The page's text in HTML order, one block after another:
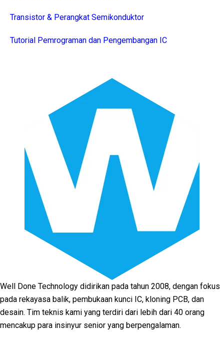
Transistor & Perangkat Semikonduktor
Tutorial Pemrograman dan Pengembangan IC
Well Done Technology didirikan pada tahun 2008, dengan fokus
pada rekayasa balik, pembukaan kunci IC, kloning PCB, dan
desain. Tim teknis kami yang terdiri dari lebih dari 40 orang
mencakup para insinyur senior yang berpengalaman.